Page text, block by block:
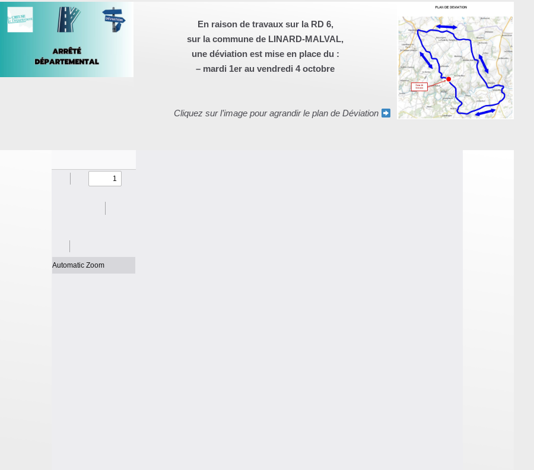
En raison de travaux sur la RD 6,
sur la commune de LINARD-MALVAL,
une déviation est mise en place du :
– mardi 1er au vendredi 4 octobre
Cliquez sur l’image pour agrandir le plan de Déviation